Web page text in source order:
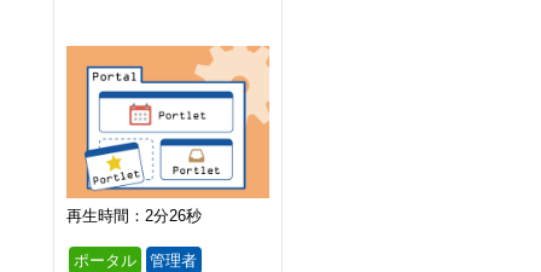
再生時間：2分26秒
ポータル 管理者